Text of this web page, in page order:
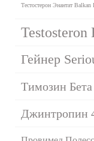
Тестостерон Энантат Balkan
Testosteron
Гейнер
Tимозин
Джинтропин